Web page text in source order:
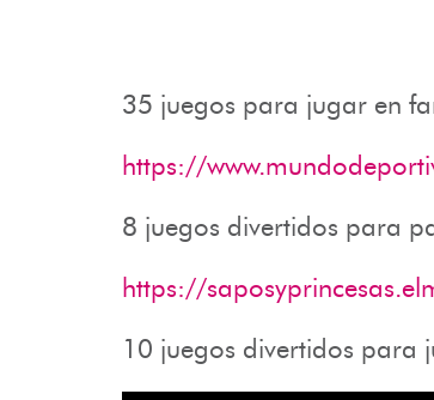
35 juegos para jugar en
https://
8 juegos divertidos para
https://
10 juegos divertidos para